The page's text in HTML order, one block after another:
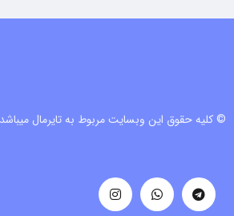
© کلیه حقوق این وبسایت مربوط به تایرمال